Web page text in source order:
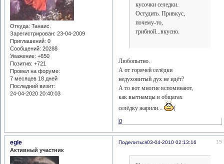
Откуда: Танаис.
Зарегистрирован: 23-04-2009
Приглашений: 0
Сообщений: 20288
Уважение: +650
Позитив: +721
Провел на форуме:
7 месяцев 18 дней
Последний визит:
24-04-2020 20:40:03
кусочки селедки.
Остудить. Привкус,
почему-то,
грибной...вкусно.
Любопытно.
А от горячей селёдки
недуховитый дух не идёт?
А то вот многие вспоминают,
как вьетнамцы в общагах
селёдку жарили...
(
0
Поделиться 15
03-04-2010 02:13:16
egle
Активный участник